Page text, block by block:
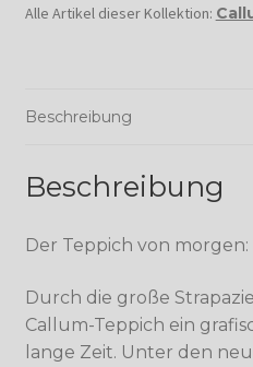
Alle Artikel dieser Kollektion:
Beschreibung
Beschreibung
Der Teppich von morgen:
Durch die große
Callum-Teppich ein
lange Zeit. Unter den